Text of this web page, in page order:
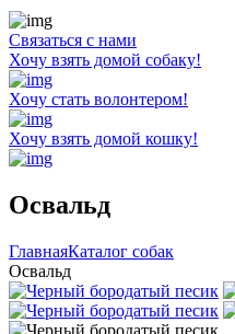
Связаться с нами
Хочу взять домой собаку!
Хочу стать волонтером!
Хочу взять домой кошку!
Освальд
ГлавнаяКаталог собак
Освальд